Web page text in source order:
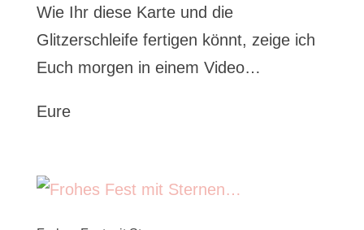
Wie Ihr diese Karte und die
Glitzerschleife fertigen könnt, zeige ich
Euch morgen in einem Video…
Eure